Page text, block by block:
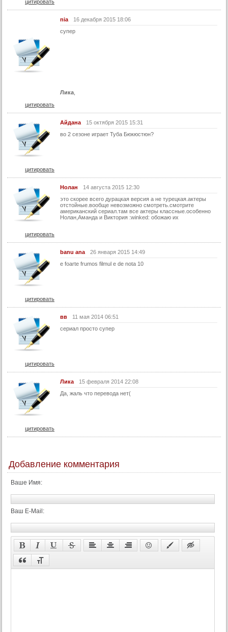
цитировать
nia
16 декабря 2015 18:06
супер
Лика,
цитировать
Айдана
15 октября 2015 15:31
во 2 сезоне играет Туба Бюкюстюн?
цитировать
Нолан
14 августа 2015 12:30
это скорее всего дурацкая версия а не турецкая.актеры
отстойные.вообще невозможно смотреть.смотрите
американский сериал.там все актеры классные.особенно
Нолан,Аманда и Виктория :winked: обожаю их
цитировать
banu ana
26 января 2015 14:49
e foarte frumos filmul e de nota 10
цитировать
вв
11 мая 2014 06:51
сериал просто супер
цитировать
Лика
15 февраля 2014 22:08
Да, жаль что перевода нет(
цитировать
Добавление комментария
Ваше Имя:
Ваш E-Mail: